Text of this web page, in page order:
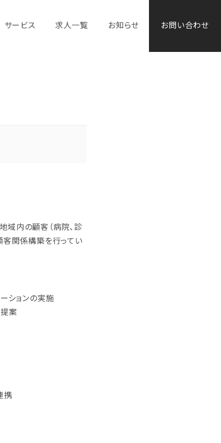
サービス 求人一覧 お知らせ お問い合わせ
域内の顧客（病院、診
客関係構築を行ってい
ションの実施
案
携